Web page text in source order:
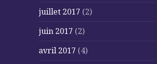
juillet 2017 (2)
juin 2017 (2)
avril 2017 (4)